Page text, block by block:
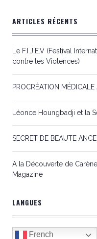
ARTICLES RÉCENTS
Le F.I.J.E.V (Festival
contre les Violences)
PROCRÉATION MÉDICALE
Léonce Houngbadji et la
SECRET DE BEAUTE
A la Découverte de
Magazine
LANGUES
French